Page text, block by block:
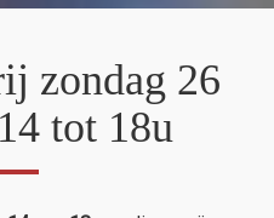
zondag 26
tot 18u